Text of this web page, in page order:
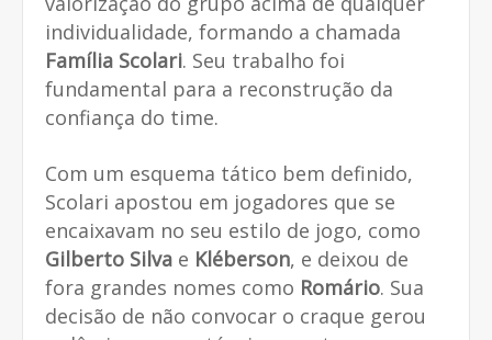
individualidade, formando a chamada
Família Scolari. Seu trabalho foi
fundamental para a reconstrução da
confiança do time.
Com um esquema tático bem definido,
Scolari apostou em jogadores que se
encaixavam no seu estilo de jogo, como
Gilberto Silva e Kléberson, e deixou de
fora grandes nomes como Romário. Sua
decisão de não convocar o craque gerou